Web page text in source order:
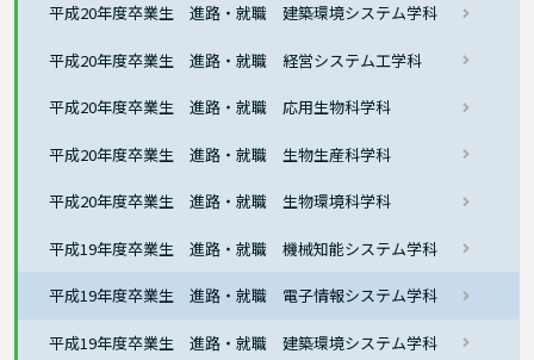
平成20年度卒業生 進路・就職 建築環境システム学科
平成20年度卒業生 進路・就職 経営システム工学科
平成20年度卒業生 進路・就職 応用生物科学科
平成20年度卒業生 進路・就職 生物生産科学科
平成20年度卒業生 進路・就職 生物環境科学科
平成19年度卒業生 進路・就職 機械知能システム学科
平成19年度卒業生 進路・就職 電子情報システム学科
平成19年度卒業生 進路・就職 建築環境システム学科